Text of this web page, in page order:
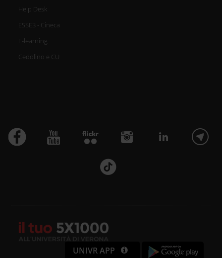
Help Desk
ESSE3 - Cineca
E-learning
Cedolino e CU
UNIVR APP